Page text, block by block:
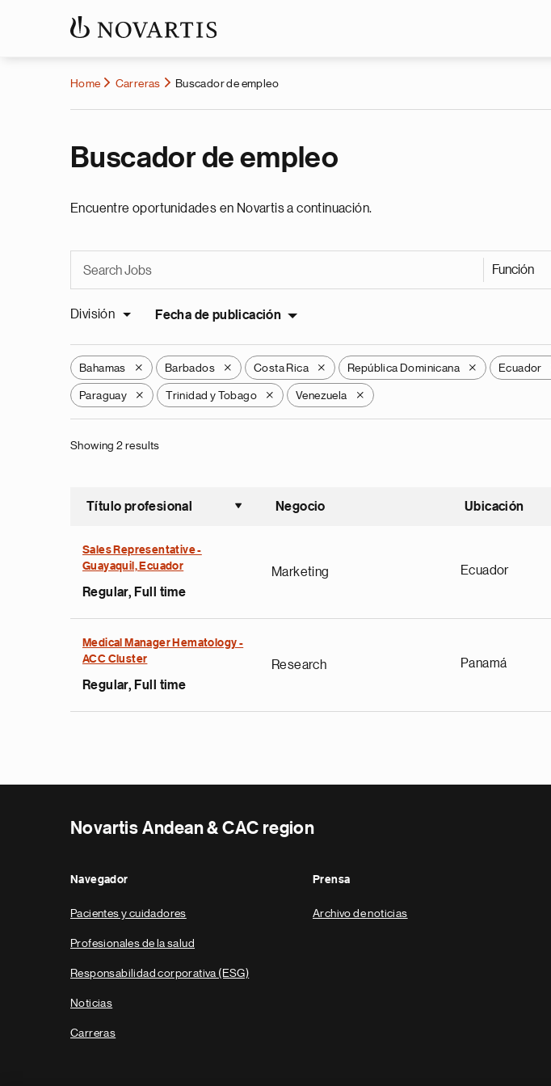
Home Carreras Buscador de empleo
Buscador de empleo
Encuentre oportunidades en Novartis a continuación.
Función
División Fecha de publicación
Bahamas X Barbados X Costa Rica X República Dominicana X Ecuador
Paraguay X Trinidad y Tobago X Venezuela X
Showing 2 results
Título profesional
Ordenar ascendente
Negocio Ubicación
Sales Representative -
Guayaquil, Ecuador
Regular, Full time
Marketing Ecuador
Medical Manager Hematology -
ACC Cluster
Regular, Full time
Research Panamá
Novartis Andean & CAC region
Navegador
Pacientes y cuidadores
Profesionales de la salud
Responsabilidad corporativa (ESG)
Noticias
Carreras
Prensa
Archivo de noticias